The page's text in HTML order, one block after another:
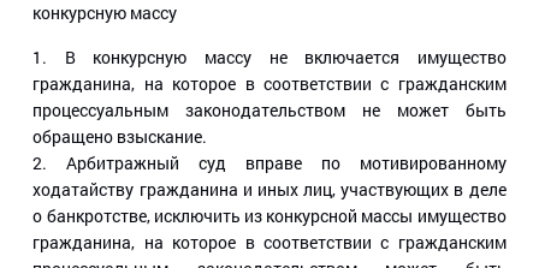
конкурсную массу
1. В конкурсную массу не включается имущество
гражданина, на которое в соответствии с гражданским
процессуальным законодательством не может быть
обращено взыскание.
2. Арбитражный суд вправе по мотивированному
ходатайству гражданина и иных лиц, участвующих в деле
о банкротстве, исключить из конкурсной массы имущество
гражданина, на которое в соответствии с гражданским